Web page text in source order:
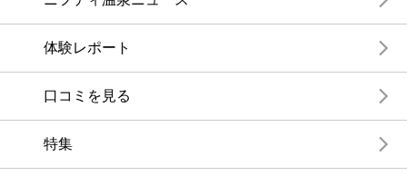
体験レポート
口コミを見る
特集